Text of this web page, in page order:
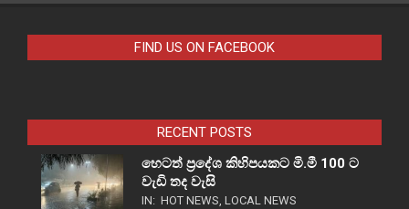
FIND US ON FACEBOOK
RECENT POSTS
හෙටත් ප්‍රදේශ කිහිපයකට මි.මී 100 ට
වැඩි තද වැසි
IN: HOT NEWS, LOCAL NEWS